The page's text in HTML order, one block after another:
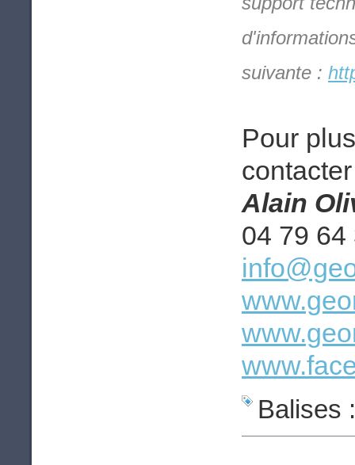
suivante :
Pour
Alain
04 79 64
Balises